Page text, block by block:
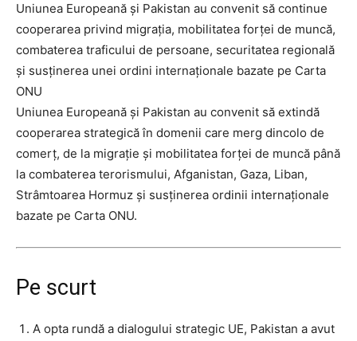
Uniunea Europeană și Pakistan au convenit să continue
cooperarea privind migrația, mobilitatea forței de muncă,
combaterea traficului de persoane, securitatea regională
și susținerea unei ordini internaționale bazate pe Carta
ONU
Uniunea Europeană și Pakistan au convenit să extindă
cooperarea strategică în domenii care merg dincolo de
comerț, de la migrație și mobilitatea forței de muncă până
la combaterea terorismului, Afganistan, Gaza, Liban,
Strâmtoarea Hormuz și susținerea ordinii internaționale
bazate pe Carta ONU.
Pe scurt
A opta rundă a dialogului strategic UE, Pakistan a avut